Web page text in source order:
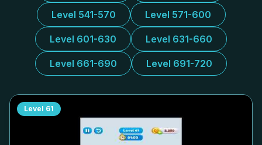
Level 541-570 Level 571-600
Level 601-630 Level 631-660
Level 661-690 Level 691-720
Level 61